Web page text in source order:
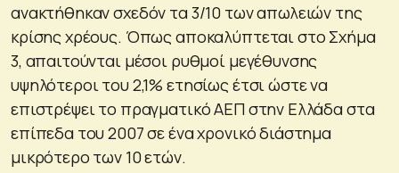
ανακτήθηκαν σχεδόν τα 3/10 των απωλειών της
κρίσης χρέους. Όπως αποκαλύπτεται στο Σχήμα
3, απαιτούνται μέσοι ρυθμοί μεγέθυνσης
υψηλότεροι του 2,1% ετησίως έτσι ώστε να
επιστρέψει το πραγματικό ΑΕΠ στην Ελλάδα στα
επίπεδα του 2007 σε ένα χρονικό διάστημα
μικρότερο των 10 ετών.